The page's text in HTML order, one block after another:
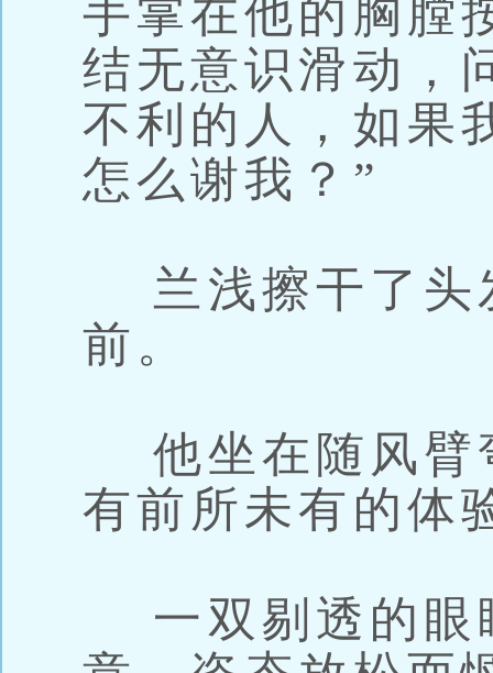
手掌在他的胸膛
结无意识滑动，
不利的人，如果
怎么谢我？”
兰浅擦干了头
前。
他坐在随风臂
有前所未有的体
一双剔透的眼